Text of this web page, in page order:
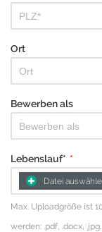
Ort
Bewerben als
Lebenslauf* *
Datei
Max. Uploadgröße ist
werden: .pdf, .docx,